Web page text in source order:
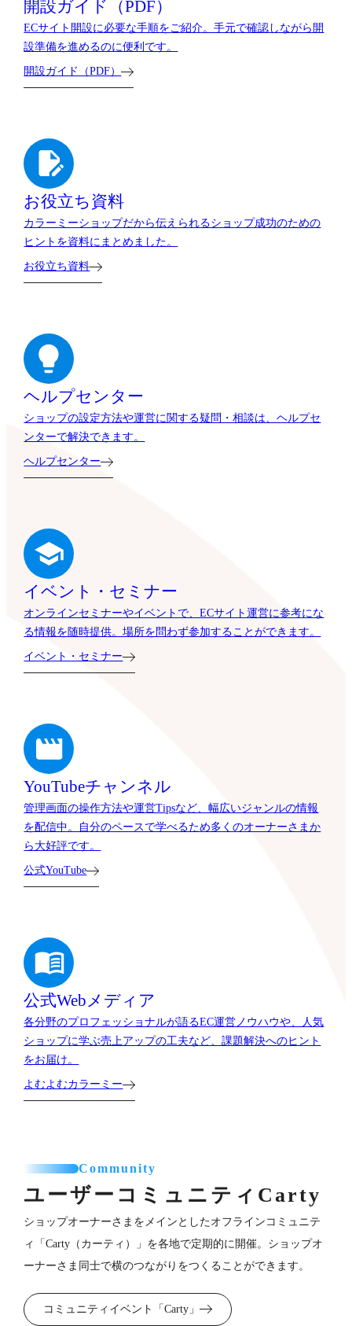
開設ガイド（PDF）
ECサイト開設に必要な手順をご紹介。手元で確認しながら開
設準備を進めるのに便利です。
開設ガイド（PDF）
お役立ち資料
カラーミーショップだから伝えられるショップ成功のための
ヒントを資料にまとめました。
お役立ち資料
ヘルプセンター
ショップの設定方法や運営に関する疑問・相談は、ヘルプセ
ンターで解決できます。
ヘルプセンター
イベント・セミナー
オンラインセミナーやイベントで、ECサイト運営に参考にな
る情報を随時提供。場所を問わず参加することができます。
イベント・セミナー
YouTubeチャンネル
管理画面の操作方法や運営Tipsなど、幅広いジャンルの情報
を配信中。自分のペースで学べるため多くのオーナーさまか
ら大好評です。
公式YouTube
公式Webメディア
各分野のプロフェッショナルが語るEC運営ノウハウや、人気
ショップに学ぶ売上アップの工夫など、課題解決へのヒント
をお届け。
よむよむカラーミー
Community
ユーザーコミュニティ Carty
ショップオーナーさまをメインとしたオフラインコミュニテ
ィ「Carty（カーティ）」を各地で定期的に開催。ショップオ
ーナーさま同士で横のつながりをつくることができます。
コミュニティイベント「Carty」